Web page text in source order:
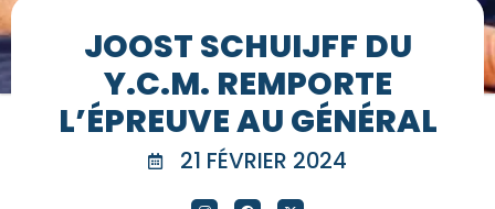
JOOST SCHUIJFF DU
Y.C.M. REMPORTE
L’ÉPREUVE AU GÉNÉRAL
21 FÉVRIER 2024